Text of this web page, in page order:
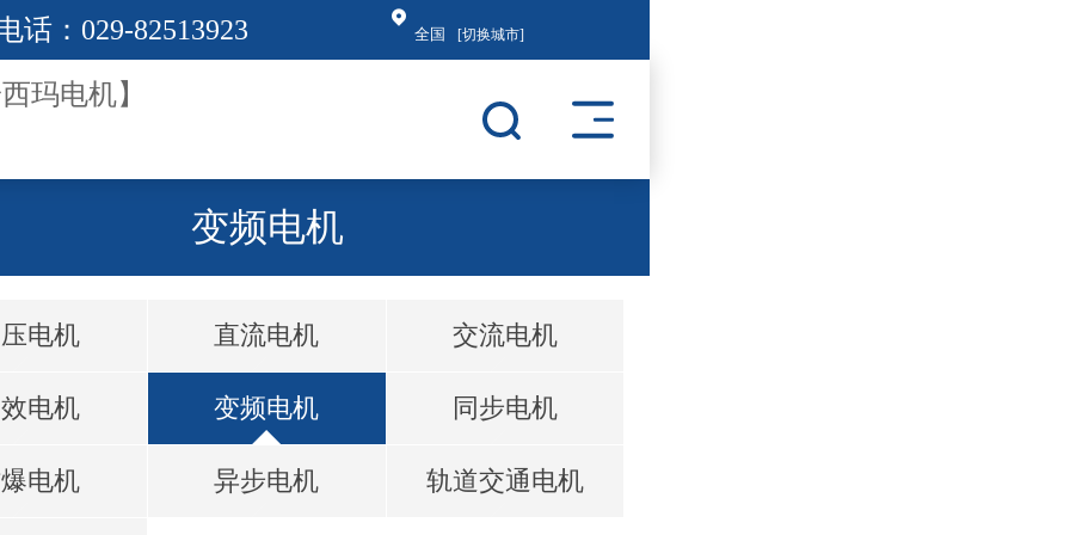
话： 029-82513923 全国 [切换城市]
变频电机
电机 直流电机 交流电机
电机 变频电机 同步电机
电机 异步电机 轨道交通电机